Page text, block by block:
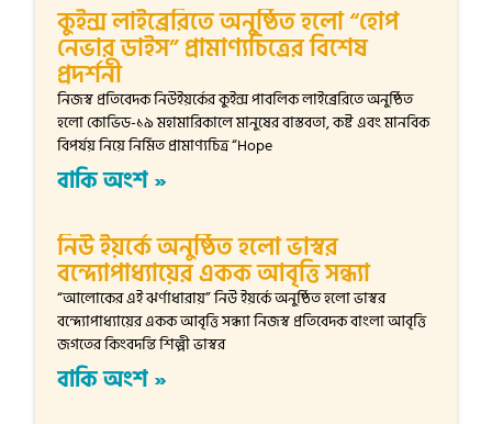
কুইন্স লাইব্রেরিতে অনুষ্ঠিত হলো “হোপ
নেভার ডাইস” প্রামাণ্যচিত্রের বিশেষ
প্রদর্শনী
নিজস্ব প্রতিবেদক নিউইয়র্কের কুইন্স পাবলিক লাইব্রেরিতে অনুষ্ঠিত
হলো কোভিড-১৯ মহামারিকালে মানুষের বাস্তবতা, কষ্ট এবং মানবিক
বিপর্যয় নিয়ে নির্মিত প্রামাণ্যচিত্র “Hope
বাকি অংশ »
নিউ ইয়র্কে অনুষ্ঠিত হলো ভাস্বর
বন্দ্যোপাধ্যায়ের একক আবৃত্তি সন্ধ্যা
“আলোকের এই ঝর্ণাধারায়” নিউ ইয়র্কে অনুষ্ঠিত হলো ভাস্বর
বন্দ্যোপাধ্যায়ের একক আবৃত্তি সন্ধ্যা নিজস্ব প্রতিবেদক বাংলা আবৃত্তি
জগতের কিংবদন্তি শিল্পী ভাস্বর
বাকি অংশ »